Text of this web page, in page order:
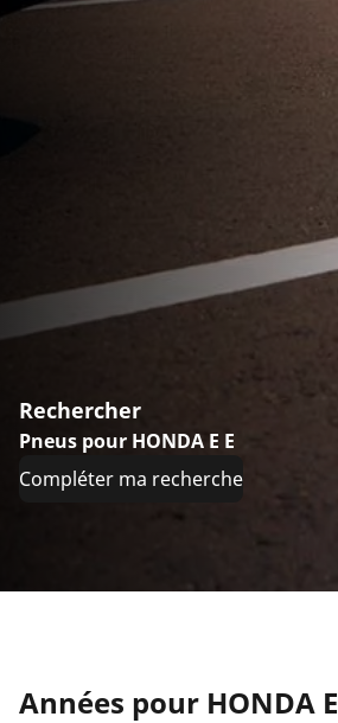
Rechercher
Pneus pour HONDA E E
Compléter ma recherche
Années pour HONDA E